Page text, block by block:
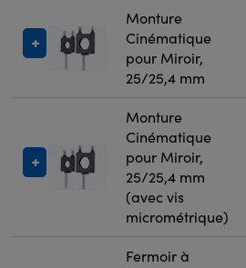
Monture
Cinématique
pour Miroir,
25/25,4 mm
Monture
Cinématique
pour Miroir,
25/25,4 mm
(avec vis
micrométrique)
Fermoir à